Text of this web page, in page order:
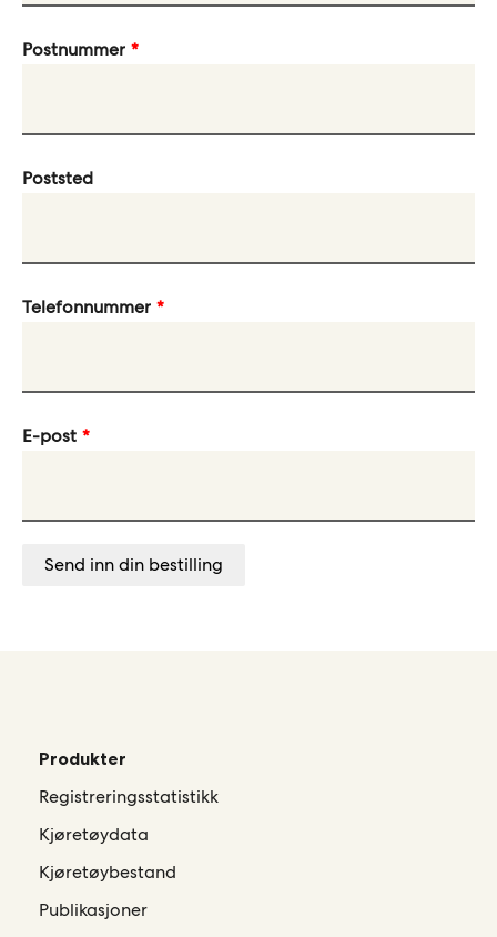
Postnummer
Poststed
Telefonnummer
E-post
Send inn din bestilling
Produkter
Registreringsstatistikk
Kjøretøydata
Kjøretøybestand
Publikasjoner